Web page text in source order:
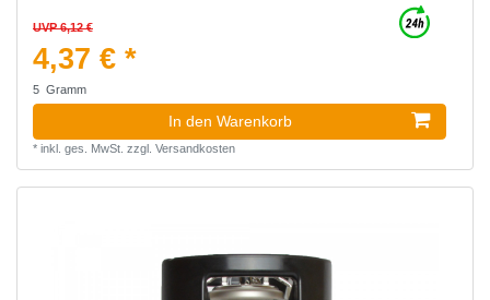
UVP 6,12 €
4,37 € *
5 Gramm
In den Warenkorb
* inkl. ges. MwSt. zzgl. Versandkosten